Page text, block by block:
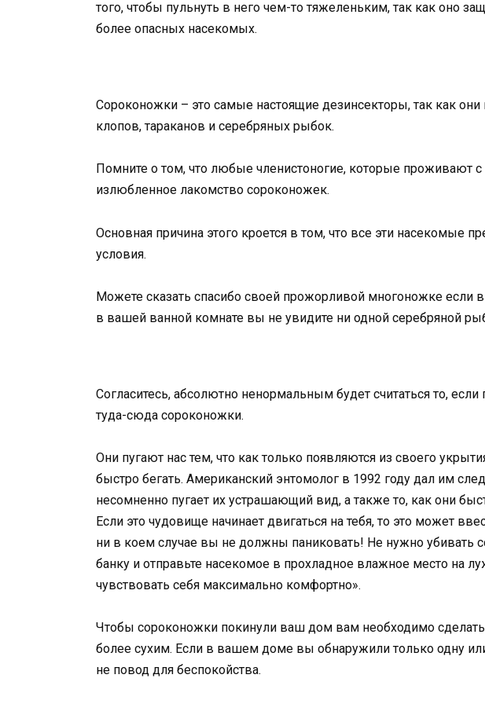
того, чтобы пульнуть в него чем-то тяжеленьким, так как оно
более опасных насекомых.
Сороконожки – это самые настоящие дезинсекторы, так как
клопов, тараканов и серебряных рыбок.
Помните о том, что любые членистоногие, которые проживают с
излюбленное лакомство сороконожек.
Основная причина этого кроется в том, что все эти насекомые
условия.
Можете сказать спасибо своей прожорливой многоножке если
в вашей ванной комнате вы не увидите ни одной серебряной
Согласитесь, абсолютно ненормальным будет считаться то,
туда-сюда сороконожки.
Они пугают нас тем, что как только появляются из своего
быстро бегать. Американский энтомолог в 1992 году дал им
несомненно пугает их устрашающий вид, а также то, как они
Если это чудовище начинает двигаться на тебя, то это может
ни в коем случае вы не должны паниковать! Не нужно убивать
банку и отправьте насекомое в прохладное влажное место на
чувствовать себя максимально комфортно».
Чтобы сороконожки покинули ваш дом вам необходимо
более сухим. Если в вашем доме вы обнаружили только одну
не повод для беспокойства.